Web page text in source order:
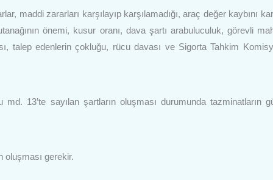
maddi zararları karşılayıp karşılamadığı, araç değer kaybını
önemi, kusur oranı, dava şartı arabuluculuk, görevli
talep edenlerin çokluğu, rücu davası ve Sigorta Tahkim
13’te sayılan şartların oluşması durumunda tazminatların
oluşması gerekir.